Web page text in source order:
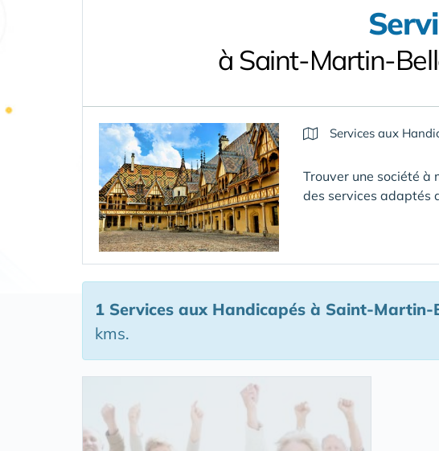
à Saint-Martin-
Services aux
Trouver une société à
des services adaptés
1 Services aux Handicapés à Saint-Martin-
kms.